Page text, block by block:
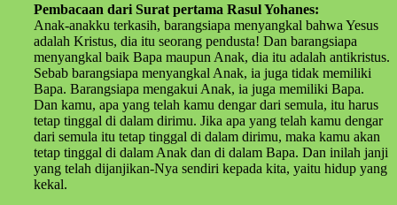
Pembacaan dari Surat pertama Rasul Yohanes:
Anak-anakku terkasih, barangsiapa menyangkal bahwa Yesus
adalah Kristus, dia itu seorang pendusta! Dan barangsiapa
menyangkal baik Bapa maupun Anak, dia itu adalah antikristus.
Sebab barangsiapa menyangkal Anak, ia juga tidak memiliki
Bapa. Barangsiapa mengakui Anak, ia juga memiliki Bapa.
Dan kamu, apa yang telah kamu dengar dari semula, itu harus
tetap tinggal di dalam dirimu. Jika apa yang telah kamu dengar
dari semula itu tetap tinggal di dalam dirimu, maka kamu akan
tetap tinggal di dalam Anak dan di dalam Bapa. Dan inilah janji
yang telah dijanjikan-Nya sendiri kepada kita, yaitu hidup yang
kekal.